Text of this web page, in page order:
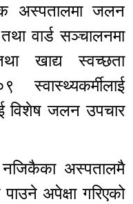
अस्पतालमा जलन
वार्ड सञ्चालनमा
खाद्य स्वच्छता
विशेष जलन उपचार
अस्पतालमै
अपेक्षा गरिएको